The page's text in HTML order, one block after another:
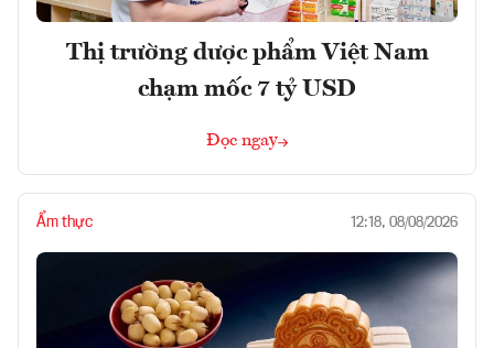
Thị trường dược phẩm Việt Nam
chạm mốc 7 tỷ USD
Đọc ngay
Ẩm thực 12:18, 08/08/2026